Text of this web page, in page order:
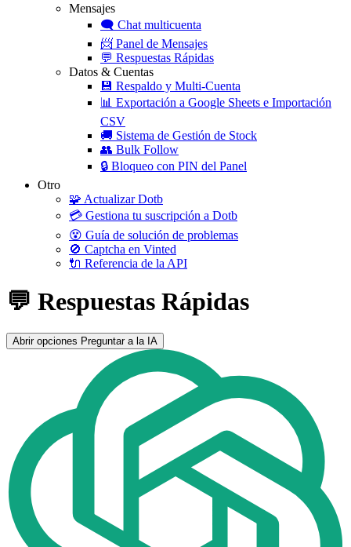
Mensajes
🗨️ Chat multicuenta
📨 Panel de Mensajes
💬 Respuestas Rápidas
Datos & Cuentas
💾 Respaldo y Multi-Cuenta
📊 Exportación a Google Sheets e Importación
CSV
🚚 Sistema de Gestión de Stock
👥 Bulk Follow
🔒 Bloqueo con PIN del Panel
Otro
🧩 Actualizar Dotb
💳 Gestiona tu suscripción a Dotb
😵 Guía de solución de problemas
🚫 Captcha en Vinted
🔌 Referencia de la API
💬 Respuestas Rápidas
Abrir opciones Preguntar a la IA